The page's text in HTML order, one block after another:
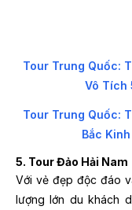
Tour Trung Quốc:
Vô Tích
Tour Trung Quốc:
Bắc
5. Tour Đảo Hải Nam
Với vẻ đẹp độc đáo
lượng lớn du khách